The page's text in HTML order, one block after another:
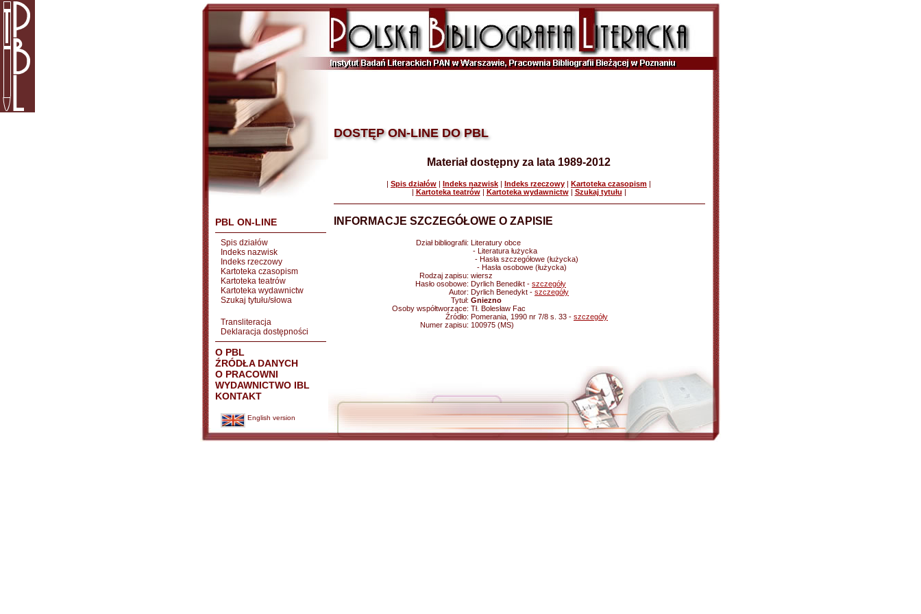
PBL ON-LINE
Spis działów
Indeks nazwisk
Indeks rzeczowy
Kartoteka czasopism
Kartoteka teatrów
Kartoteka wydawnictw
Szukaj tytułu/słowa
Transliteracja
Deklaracja dostępności
O PBL
ŹRÓDŁA DANYCH
O PRACOWNI
WYDAWNICTWO IBL
KONTAKT
English version
DOSTĘP ON-LINE DO PBL
Materiał dostępny za lata 1989-2012
| Spis działów | Indeks nazwisk | Indeks rzeczowy | Kartoteka czasopism |
| Kartoteka teatrów| Kartoteka wydawnictw| Szukaj tytułu |
INFORMACJE SZCZEGÓŁOWE O ZAPISIE
Dział bibliografii: Literatury obce
- Literatura łużycka
- Hasła szczegółowe (łużycka)
- Hasła osobowe (łużycka)
Rodzaj zapisu: wiersz
Hasło osobowe: Dyrlich Benedikt - szczegóły
Autor: Dyrlich Benedykt - szczegóły
Tytuł: Gniezno
Osoby współtworzące: Tł. Bolesław Fac
Źródło: Pomerania, 1990 nr 7/8 s. 33 - szczegóły
Numer zapisu: 100975 (MS)